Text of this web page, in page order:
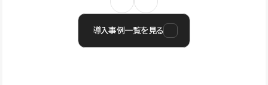
導入事例一覧を見る